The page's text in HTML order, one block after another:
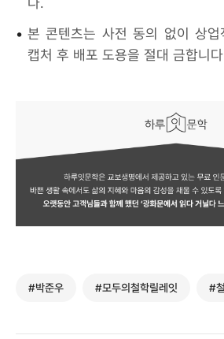
• 본 콘텐츠는 사전 동의 없이 상업
캡처 후 배포 도용을 절대 금합니
#박준우 #모두의철학릴레잇 #